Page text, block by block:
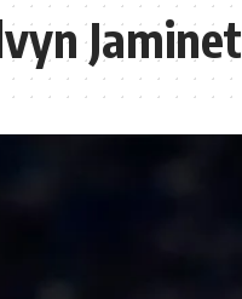
Jaminet